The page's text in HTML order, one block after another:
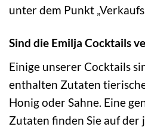
unter dem Punkt
Sind die Emilja Cocktails
Einige unserer Cocktails
enthalten Zutaten
Honig oder Sahne. Eine
Zutaten finden Sie auf der